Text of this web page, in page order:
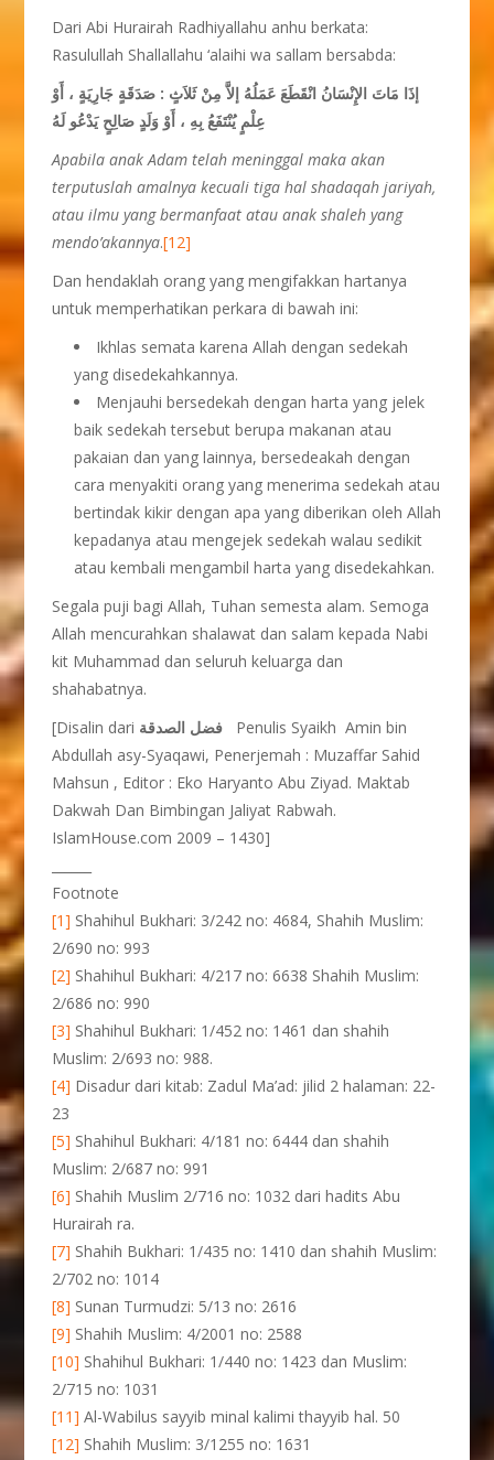
Dari Abi Hurairah Radhiyallahu anhu berkata:
Rasulullah Shallallahu ‘alaihi wa sallam bersabda:
إذَا مَاتَ الإِنْسَانُ انْقَطَعَ عَمَلُهُ إلاَّ مِنْ ثَلاَثٍ : صَدَقَةٍ جَارِيَةٍ ، أَوْ
عِلْمٍ يُنْتَفَعُ بِهِ ، أَوْ وَلَدٍ صَالِحٍ يَدْعُو لَهُ
Apabila anak Adam telah meninggal maka akan
terputuslah amalnya kecuali tiga hal shadaqah jariyah,
atau ilmu yang bermanfaat atau anak shaleh yang
mendo’akannya.[12]
Dan hendaklah orang yang mengifakkan hartanya
untuk memperhatikan perkara di bawah ini:
Ikhlas semata karena Allah dengan sedekah
yang disedekahkannya.
Menjauhi bersedekah dengan harta yang jelek
baik sedekah tersebut berupa makanan atau
pakaian dan yang lainnya, bersedeakah dengan
cara menyakiti orang yang menerima sedekah atau
bertindak kikir dengan apa yang diberikan oleh Allah
kepadanya atau mengejek sedekah walau sedikit
atau kembali mengambil harta yang disedekahkan.
Segala puji bagi Allah, Tuhan semesta alam. Semoga
Allah mencurahkan shalawat dan salam kepada Nabi
kit Muhammad dan seluruh keluarga dan
shahabatnya.
[Disalin dari
Penulis Syaikh Amin bin
Abdullah asy-Syaqawi, Penerjemah : Muzaffar Sahid
Mahsun , Editor : Eko Haryanto Abu Ziyad. Maktab
Dakwah Dan Bimbingan Jaliyat Rabwah.
IslamHouse.com 2009 – 1430]
Footnote
[1] Shahihul Bukhari: 3/242 no: 4684, Shahih Muslim:
2/690 no: 993
[2] Shahihul Bukhari: 4/217 no: 6638 Shahih Muslim:
2/686 no: 990
[3] Shahihul Bukhari: 1/452 no: 1461 dan shahih
Muslim: 2/693 no: 988.
[4] Disadur dari kitab: Zadul Ma’ad: jilid 2 halaman: 22-
23
[5] Shahihul Bukhari: 4/181 no: 6444 dan shahih
Muslim: 2/687 no: 991
[6] Shahih Muslim 2/716 no: 1032 dari hadits Abu
Hurairah ra.
[7] Shahih Bukhari: 1/435 no: 1410 dan shahih Muslim:
2/702 no: 1014
[8] Sunan Turmudzi: 5/13 no: 2616
[9] Shahih Muslim: 4/2001 no: 2588
[10] Shahihul Bukhari: 1/440 no: 1423 dan Muslim:
2/715 no: 1031
[11] Al-Wabilus sayyib minal kalimi thayyib hal. 50
[12] Shahih Muslim: 3/1255 no: 1631